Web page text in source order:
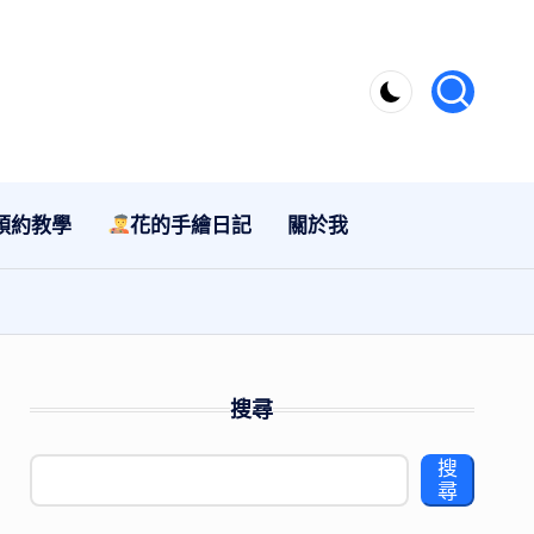
約教學 花的手繪日記 關於我
搜尋
搜
尋